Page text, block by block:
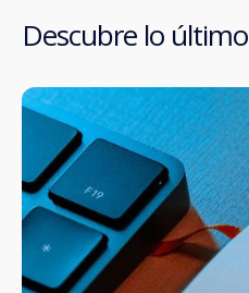
Descubre lo último